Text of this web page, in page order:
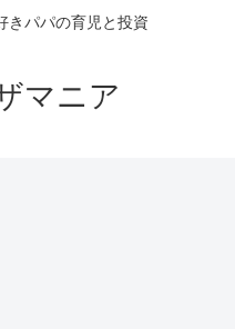
きパパの育児と投資
マニア